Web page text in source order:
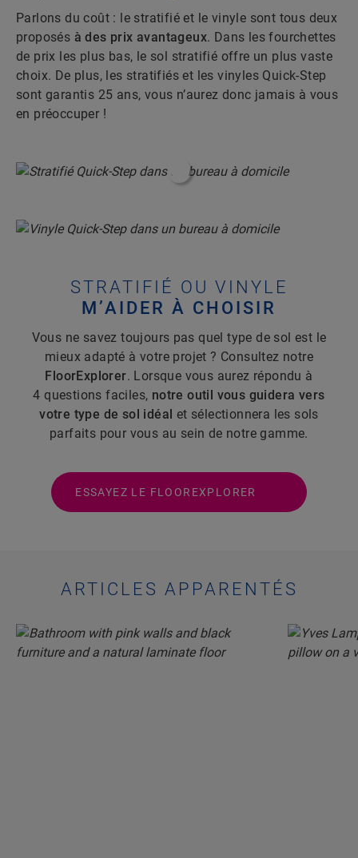
Parlons du coût : le stratifié et le vinyle sont tous deux
proposés à des prix avantageux. Dans les fourchettes
de prix les plus bas, le sol stratifié offre un plus vaste
choix. De plus, les stratifiés et les vinyles Quick-Step
sont garantis 25 ans, vous n’aurez donc jamais à vous
en préoccuper !
#ShoppableInfoHotspot#
STRATIFIÉ OU VINYLE
M’AIDER À CHOISIR
Vous ne savez toujours pas quel type de sol est le
mieux adapté à votre projet ? Consultez notre
FloorExplorer. Lorsque vous aurez répondu à
4 questions faciles, notre outil vous guidera vers
votre type de sol idéal et sélectionnera les sols
parfaits pour vous au sein de notre gamme.
ESSAYEZ LE FLOOREXPLORER
ARTICLES APPARENTÉS